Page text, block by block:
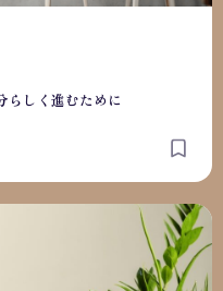
らしく進むために
分から始める起業準備